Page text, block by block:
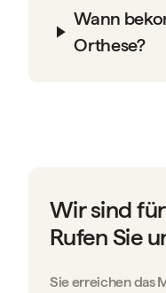
Wann
Orthese?
Wir sind
Rufen Sie
Sie erreichen das